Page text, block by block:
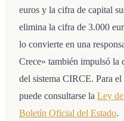
euros y la cifra de capital
elimina la cifra de 3.000
lo convierte en una
Crece» también impulsó la
del sistema CIRCE. Para
puede consultarse la Ley
Boletín Oficial del Estado.